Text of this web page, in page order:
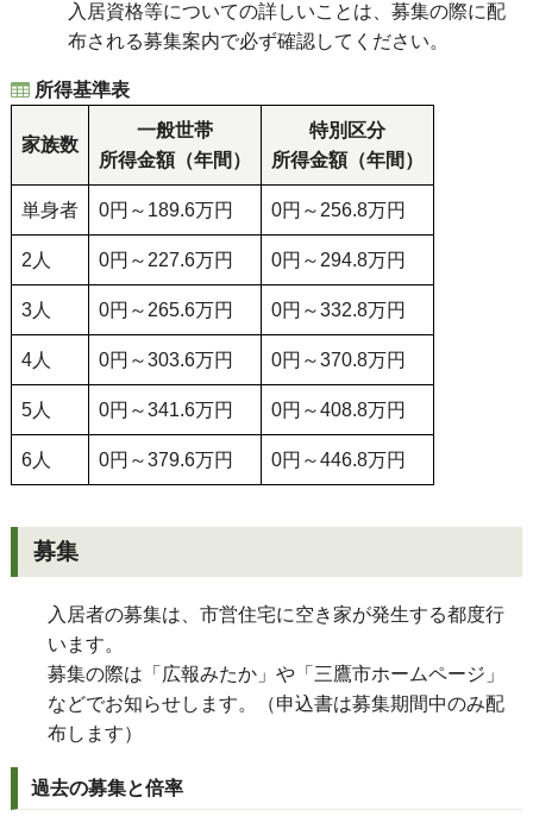
入居資格等についての詳しいことは、募集の際に配
布される募集案内で必ず確認してください。
所得基準表
家族数
一般世帯
所得金額（年間）
特別区分
所得金額（年間）
単身者 0円～189.6万円 0円～256.8万円
2人 0円～227.6万円 0円～294.8万円
3人 0円～265.6万円 0円～332.8万円
4人 0円～303.6万円 0円～370.8万円
5人 0円～341.6万円 0円～408.8万円
6人 0円～379.6万円 0円～446.8万円
募集
入居者の募集は、市営住宅に空き家が発生する都度行
います。
募集の際は「広報みたか」や「三鷹市ホームページ」
などでお知らせします。（申込書は募集期間中のみ配
布します）
過去の募集と倍率